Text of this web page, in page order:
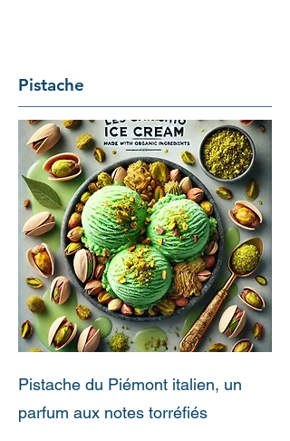
Pistache
Pistache du Piémont italien, un
parfum aux notes torréfiés